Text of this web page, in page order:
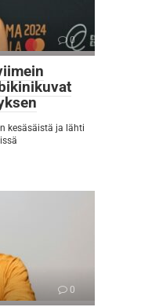
0
kesäsäistä ja lähti
0